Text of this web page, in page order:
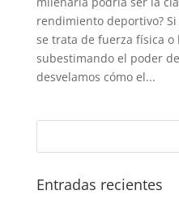
rendimiento deportivo?
se trata de fuerza física o
subestimando el poder
desvelamos cómo el...
Entradas recientes